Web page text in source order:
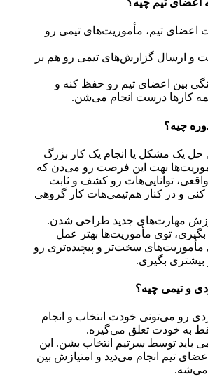
اعضای تیم چیه؟
اعضای تیم، مأموریت‌های تیمی رو
و ارسال گزارش‌های تیمی رو هم بر
بین اعضای تیم رو حفظ کنه و
کارها درست انجام می‌شن.
چیه؟
حل یک مشکل یا انجام یک کار بزرگ
بهت این فرصت رو می‌دن که
توانایی‌هات رو کشف و ثابت
و در کنار هم‌تیمی‌هات کار گروهی
مهارت‌های جدید طراحی شدن.
بگیری، توی مأموریت‌ها بهتر عمل
سخت‌تر و پیچیده‌تری رو
بیشتری بگیری.
و تیمی چیه؟
رو می‌تونی خودت انتخاب و انجام
به خودت تعلق می‌گیره.
باید توسط سرتیم انتخاب بشن. این
تیم انجام می‌دید و امتیازش بین
می‌شه.